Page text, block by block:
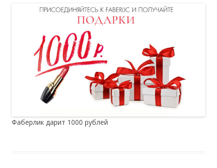
Фаберлик дарит 1000 рублей